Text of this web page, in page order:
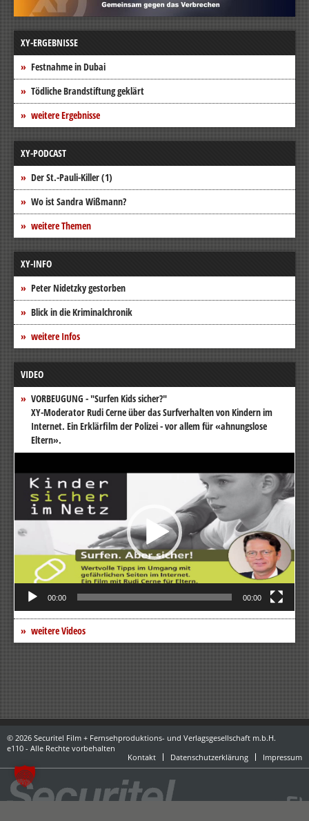
XY-ERGEBNISSE
Festnahme in Dubai
Tödliche Brandstiftung geklärt
weitere Ergebnisse
XY-PODCAST
Der St.-Pauli-Killer (1)
Wo ist Sandra Wißmann?
weitere Themen
XY-INFO
Peter Nidetzky gestorben
Blick in die Kriminalchronik
weitere Infos
VIDEO
VORBEUGUNG - "Surfen Kids sicher?"
XY-Moderator Rudi Cerne über das Surfverhalten von Kindern im
Internet. Ein Erklärfilm der Polizei - vor allem für «ahnungslose
Eltern».
Video-
00:00 00:00
weitere Videos
© 2026 Securitel Film + Fernsehproduktions- und Verlagsgesellschaft m.b.H.
e110 - Alle Rechte vorbehalten
Kontakt
Datenschutzerklärung Impressum
powered by danubius